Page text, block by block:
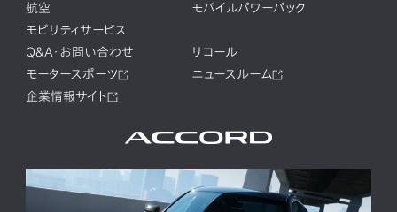
航空
モバイルパワーパック
モビリティサービス
Q&A・お問い合わせ
リコール
モータースポーツ
ニュースルーム
企業情報サイト